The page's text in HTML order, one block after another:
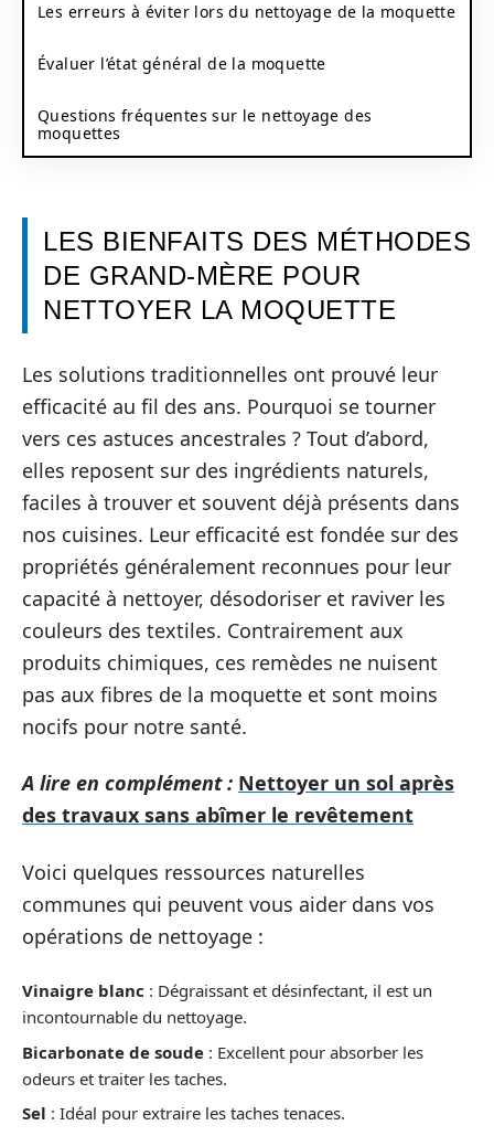
Les erreurs à éviter lors du nettoyage de la moquette
Évaluer l’état général de la moquette
Questions fréquentes sur le nettoyage des
moquettes
LES BIENFAITS DES MÉTHODES
DE GRAND-MÈRE POUR
NETTOYER LA MOQUETTE
Les solutions traditionnelles ont prouvé leur
efficacité au fil des ans. Pourquoi se tourner
vers ces astuces ancestrales ? Tout d’abord,
elles reposent sur des ingrédients naturels,
faciles à trouver et souvent déjà présents dans
nos cuisines. Leur efficacité est fondée sur des
propriétés généralement reconnues pour leur
capacité à nettoyer, désodoriser et raviver les
couleurs des textiles. Contrairement aux
produits chimiques, ces remèdes ne nuisent
pas aux fibres de la moquette et sont moins
nocifs pour notre santé.
A lire en complément : Nettoyer un sol après
des travaux sans abîmer le revêtement
Voici quelques ressources naturelles
communes qui peuvent vous aider dans vos
opérations de nettoyage :
Vinaigre blanc : Dégraissant et désinfectant, il est un
incontournable du nettoyage.
Bicarbonate de soude : Excellent pour absorber les
odeurs et traiter les taches.
Sel : Idéal pour extraire les taches tenaces.